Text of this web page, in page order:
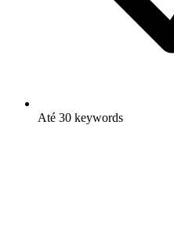
Até 30 keywords